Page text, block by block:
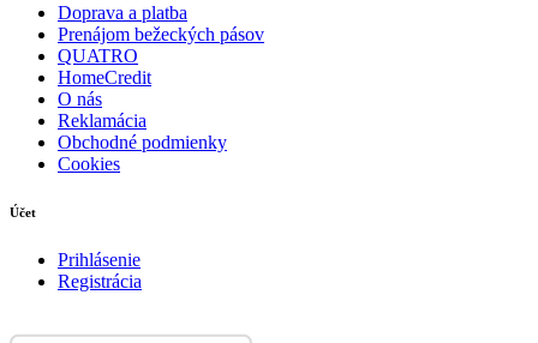
Doprava a platba
Prenájom bežeckých pásov
QUATRO
HomeCredit
O nás
Reklamácia
Obchodné podmienky
Cookies
Účet
Prihlásenie
Registrácia